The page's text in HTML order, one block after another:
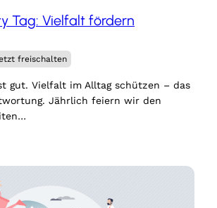
Tag: Vielfalt fördern
gut. Vielfalt im Alltag schützen – das
Jährlich feiern wir den